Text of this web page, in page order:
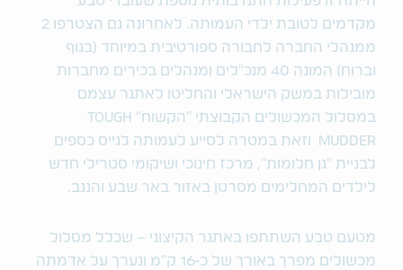
מקדמים לטובת ילדי העמותה. לאחרונה גם הצטרפו 2
ממנהלי החברה לחבורה ספורטיבית במיוחד (בגוף
וברוח) המונה 40 מנכ"לים ומנהלים בכירים מחברות
מובילות במשק הישראלי והחליטו לאתגר עצמם
במסלול המכשולים הקבוצתי ״הקשוח״ TOUGH
MUDDER וזאת במטרה לסייע לעמותה לגייס כספים
לבניית "גן חלומות", מרכז חינוכי ושיקומי סטרילי חדש
לילדים המחלימים מסרטן באזור באר שבע והנגב.
מטעם טבע השתתפו באתגר הקיצוני – שכלל מסלול
מכשולים מפרך באורך של כ-16 ק"מ ונערך על אדמתה